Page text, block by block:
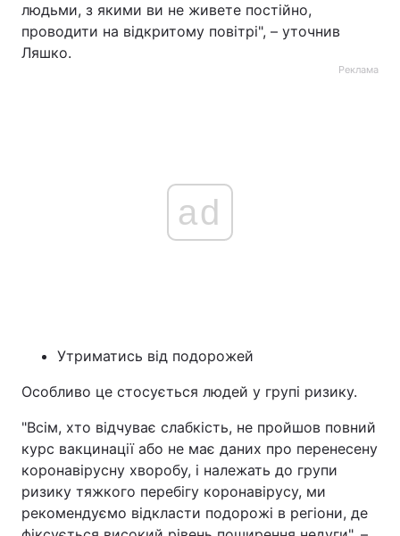
людьми, з якими ви не живете постійно,
проводити на відкритому повітрі", – уточнив
Ляшко.
Реклама
ad
Утриматись від подорожей
Особливо це стосується людей у групі ризику.
"Всім, хто відчуває слабкість, не пройшов повний
курс вакцинації або не має даних про перенесену
коронавірусну хворобу, і належать до групи
ризику тяжкого перебігу коронавірусу, ми
рекомендуємо відкласти подорожі в регіони, де